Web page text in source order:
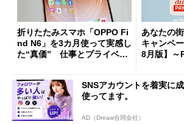
折りたたみスマホ「OPPO Fi
nd N6」を3カ月使って実感し
た“真価” 仕事とプライベー
あなたの
キャンペ
8月版】～
SNSアカウントを着実に
使ってます。
AD（Dreaw合同会社）